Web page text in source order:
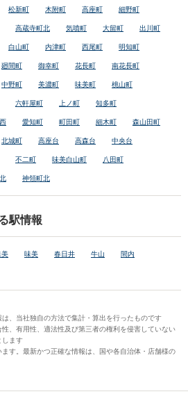
松新町 木附町 高座町 細野町
高蔵寺町北 気噴町 大留町 出川町
白山町 内津町 西尾町 明知町
廻間町 御幸町 花長町 南花長町
中野町 美濃町 味美町 桃山町
六軒屋町 上ノ町 知多町
愛知町 町田町 細木町 森山田町
北城町 高座台 高森台 中央台
不二町 味美白山町 八田町
神領町北
駅情報
美 味美 春日井 牛山 間内
、当社独自の方法で集計・算出を行ったものです
、有用性、適法性及び第三者の権利を侵害していない
します
す。最新かつ正確な情報は、国や各自治体・店舗様の